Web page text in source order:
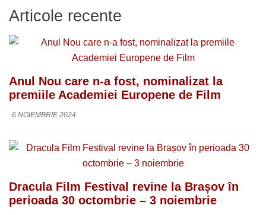
Articole recente
Anul Nou care n-a fost, nominalizat la
premiile Academiei Europene de Film
6 NOIEMBRIE 2024
Dracula Film Festival revine la Brașov în
perioada 30 octombrie – 3 noiembrie